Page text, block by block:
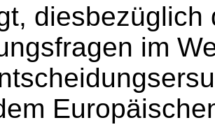
diesbezüglich
im